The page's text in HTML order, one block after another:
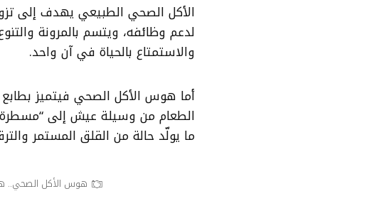
الأكل الصحي الطبيعي يهدف إلى
لدعم وظائفه، ويتسم بالمرونة
والاستمتاع بالحياة في آن واحد.
أما هوس الأكل الصحي فيتميز
الطعام من وسيلة عيش إلى
ما يولّد حالة من القلق المستمر
هوس الأكل الصحي..